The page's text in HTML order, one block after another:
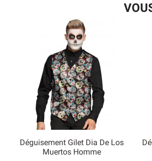
Déguisement Gilet Dia De Los
Muertos Homme
Aperçu rapide